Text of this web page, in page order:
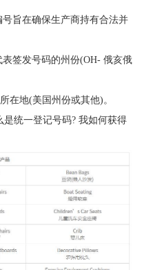
旨在确保生产商持有合法并
签发号码的州份(OH- 俄亥俄
在地(美国州份或其他)。
是统一登记号码? 我如何获得